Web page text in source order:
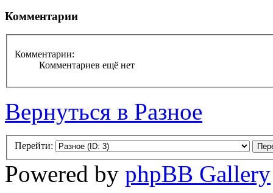
Комментарии
Комментарии:
Комментариев ещё нет
Вернуться в Разное
Перейти:
Powered by phpBB Gallery